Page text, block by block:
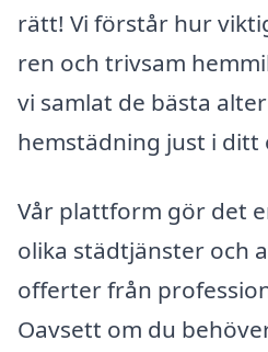
rätt! Vi förstår hur
ren och trivsam
vi samlat de bästa
hemstädning just i ditt
Vår plattform gör det
olika städtjänster och
offerter från
Oavsett om du